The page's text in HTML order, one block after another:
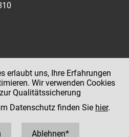
erlaubt uns, Ihre Erfahrungen
Wir verwenden Cookies
Qualitätssicherung
Datenschutz finden Sie hier.
Ablehnen*